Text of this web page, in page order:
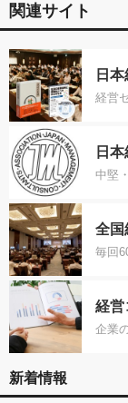
関連サイト
日
経営
日
中堅
全国
毎回
経営
企業
新着情報